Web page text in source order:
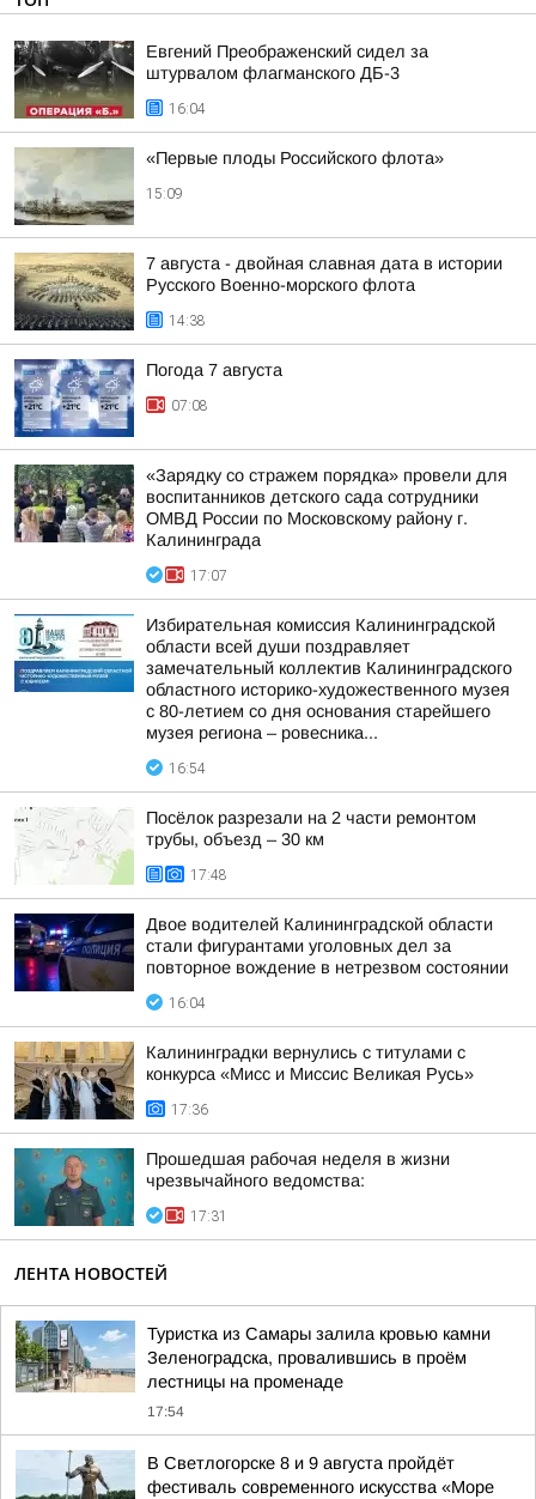
Евгений Преображенский сидел за
штурвалом флагманского ДБ-3
16:04
«Первые плоды Российского флота»
15:09
7 августа - двойная славная дата в истории
Русского Военно-морского флота
14:38
Погода 7 августа
07:08
«Зарядку со стражем порядка» провели для
воспитанников детского сада сотрудники
ОМВД России по Московскому району г.
Калининграда
17:07
Избирательная комиссия Калининградской
области всей души поздравляет
замечательный коллектив Калининградского
областного историко-художественного музея
с 80-летием со дня основания старейшего
музея региона – ровесника...
16:54
Посёлок разрезали на 2 части ремонтом
трубы, объезд – 30 км
17:48
Двое водителей Калининградской области
стали фигурантами уголовных дел за
повторное вождение в нетрезвом состоянии
16:04
Калининградки вернулись с титулами с
конкурса «Мисс и Миссис Великая Русь»
17:36
Прошедшая рабочая неделя в жизни
чрезвычайного ведомства:
17:31
ЛЕНТА НОВОСТЕЙ
Туристка из Самары залила кровью камни
Зеленоградска, провалившись в проём
лестницы на променаде
17:54
В Светлогорске 8 и 9 августа пройдёт
фестиваль современного искусства «Море